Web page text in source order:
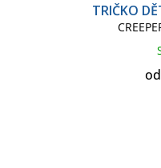
TRIČKO
od